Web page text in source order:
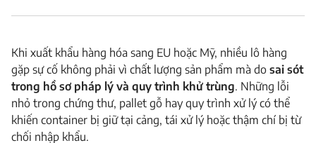
Khi xuất khẩu hàng hóa sang EU hoặc Mỹ, nhiều lô hàng
gặp sự cố không phải vì chất lượng sản phẩm mà do sai sót
trong hồ sơ pháp lý và quy trình khử trùng. Những lỗi
nhỏ trong chứng thư, pallet gỗ hay quy trình xử lý có thể
khiến container bị giữ tại cảng, tái xử lý hoặc thậm chí bị từ
chối nhập khẩu.